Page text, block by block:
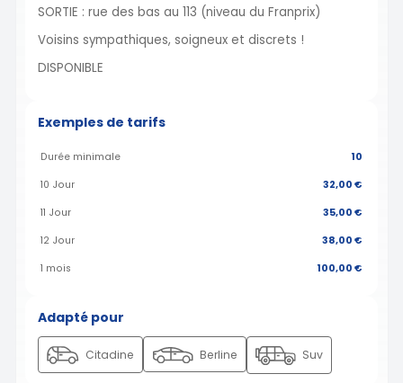
SORTIE : rue des bas au 113 (niveau du Franprix)
Voisins sympathiques, soigneux et discrets !
DISPONIBLE
Exemples de tarifs
Durée minimale 10
10 Jour 32,00 €
11 Jour 35,00 €
12 Jour 38,00 €
1 mois 100,00 €
Adapté pour
Citadine Berline Suv